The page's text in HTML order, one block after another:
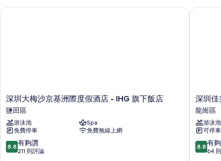
深
圳
大
梅
沙
京
基
深圳大梅沙京基洲際度假酒店 - IHG 旗下飯店
鹽田區
游泳池
Spa
免費停車
免費無線上網
8.8
分，
8.8 有夠讚
211 則評論
深圳大梅沙京基洲際度假酒店 - IHG 旗下飯店
深
圳
佳
兆
業
萬
豪
深圳佳
龍崗區
游泳池
可停車
8.8
分，
8.8 有
64
深圳佳